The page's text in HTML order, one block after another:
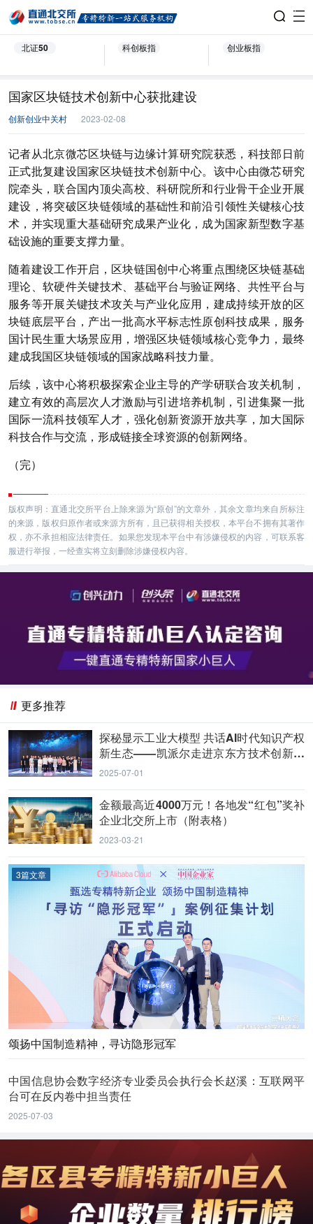
北证50 科创板指 创业板指
国家区块链技术创新中心获批建设
创新创业中关村 2023-02-08
记者从北京微芯区块链与边缘计算研究院获悉，科技部日前
正式批复建设国家区块链技术创新中心。该中心由微芯研究
院牵头，联合国内顶尖高校、科研院所和行业骨干企业开展
建设，将突破区块链领域的基础性和前沿引领性关键核心技
术，并实现重大基础研究成果产业化，成为国家新型数字基
础设施的重要支撑力量。
随着建设工作开启，区块链国创中心将重点围绕区块链基础
理论、软硬件关键技术、基础平台与验证网络、共性平台与
服务等开展关键技术攻关与产业化应用，建成持续开放的区
块链底层平台，产出一批高水平标志性原创科技成果，服务
国计民生重大场景应用，增强区块链领域核心竞争力，最终
建成我国区块链领域的国家战略科技力量。
后续，该中心将积极探索企业主导的产学研联合攻关机制，
建立有效的高层次人才激励与引进培养机制，引进集聚一批
国际一流科技领军人才，强化创新资源开放共享，加大国际
科技合作与交流，形成链接全球资源的创新网络。
（完）
版权声明：直通北交所平台上除来源为“原创”的文章外，其余文章均来自所标注
的来源，版权归原作者或来源方所有，且已获得相关授权，本平台不拥有其著作
权，亦不承担相应法律责任。如果您发现本平台中有涉嫌侵权的内容，可联系客
服进行举报，一经查实将立刻删除涉嫌侵权内容。
更多推荐
探秘显示工业大模型 共话AI时代知识产权
新生态——凯派尔走进京东方技术创新中
心
2025-07-01
金额最高近4000万元！各地发“红包”奖补
企业北交所上市（附表格）
2023-03-21
3篇文章
颂扬中国制造精神，寻访隐形冠军
中国信息协会数字经济专业委员会执行会长赵溪：互联网平
台可在反内卷中担当责任
2025-07-03